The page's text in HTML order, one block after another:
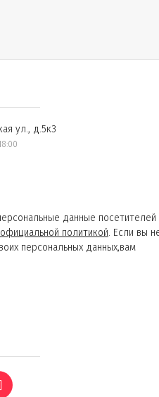
ул., д.5к3
данные посетителей
официальной политикой. Если вы
персональных данных,вам